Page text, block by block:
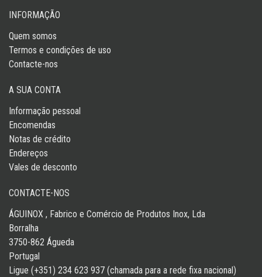
INFORMAÇÃO
Quem somos
Termos e condições de uso
Contacte-nos
A SUA CONTA
Informação pessoal
Encomendas
Notas de crédito
Endereços
Vales de desconto
CONTACTE-NOS
ÁGUINOX , Fabrico e Comércio de Produtos Inox, Lda
Borralha
3750-862 Águeda
Portugal
Ligue (+351) 234 623 937 (chamada para a rede fixa nacional)